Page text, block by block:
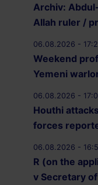
Archiv:
Allah ruler /
06.08.2026 -
Weekend
Yemeni
06.08.2026 -
Houthi
forces
06.08.2026 -
R (on the
v Secretary